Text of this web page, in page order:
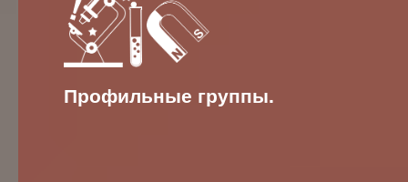
Профильные группы.